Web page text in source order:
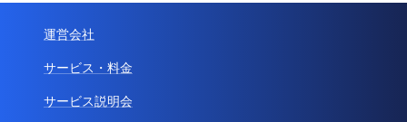
運営会社
サービス・料金
サービス説明会